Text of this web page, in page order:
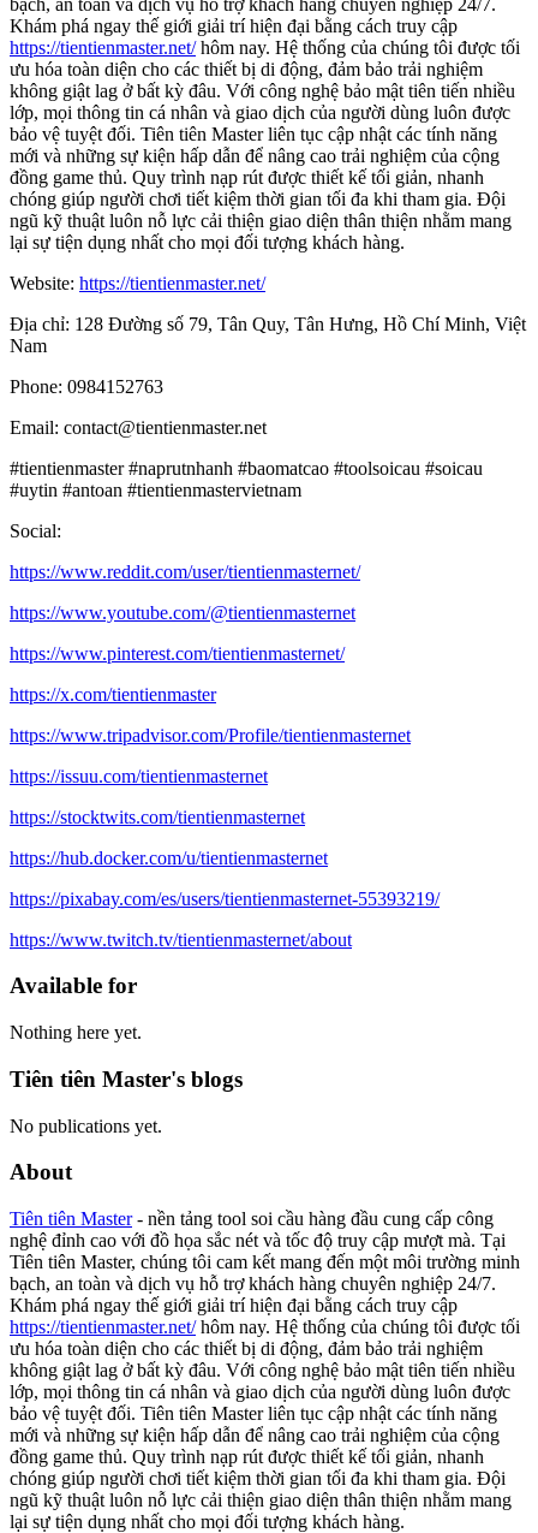
Khám phá ngay thế giới giải trí hiện đại bằng cách truy cập
https://tientienmaster.net/hôm nay. Hệ thống của chúng tôi được tối
ưu hóa toàn diện cho các thiết bị di động, đảm bảo trải nghiệm
không giật lag ở bất kỳ đâu. Với công nghệ bảo mật tiên tiến nhiều
lớp, mọi thông tin cá nhân và giao dịch của người dùng luôn được
bảo vệ tuyệt đối. Tiên tiên Master liên tục cập nhật các tính năng
mới và những sự kiện hấp dẫn để nâng cao trải nghiệm của cộng
đồng game thủ. Quy trình nạp rút được thiết kế tối giản, nhanh
chóng giúp người chơi tiết kiệm thời gian tối đa khi tham gia. Đội
ngũ kỹ thuật luôn nỗ lực cải thiện giao diện thân thiện nhằm mang
lại sự tiện dụng nhất cho mọi đối tượng khách hàng.
Website: https://tientienmaster.net/
Địa chỉ: 128 Đường số 79, Tân Quy, Tân Hưng, Hồ Chí Minh, Việt
Nam
Phone: 0984152763
Email: contact@tientienmaster.net
#tientienmaster #naprutnhanh #baomatcao #toolsoicau #soicau
#uytin #antoan #tientienmastervietnam
Social:
https://www.reddit.com/user/tientienmasternet/
https://www.youtube.com/@tientienmasternet
https://www.pinterest.com/tientienmasternet/
https://x.com/tientienmaster
https://www.tripadvisor.com/Profile/tientienmasternet
https://issuu.com/tientienmasternet
https://stocktwits.com/tientienmasternet
https://hub.docker.com/u/tientienmasternet
https://pixabay.com/es/users/tientienmasternet-55393219/
https://www.twitch.tv/tientienmasternet/about
Available for
Nothing here yet.
Tiên tiên Master's blogs
No publications yet.
About
Tiên tiên Master- nền tảng tool soi cầu hàng đầu cung cấp công
nghệ đỉnh cao với đồ họa sắc nét và tốc độ truy cập mượt mà. Tại
Tiên tiên Master, chúng tôi cam kết mang đến một môi trường minh
bạch, an toàn và dịch vụ hỗ trợ khách hàng chuyên nghiệp 24/7.
Khám phá ngay thế giới giải trí hiện đại bằng cách truy cập
https://tientienmaster.net/hôm nay. Hệ thống của chúng tôi được tối
ưu hóa toàn diện cho các thiết bị di động, đảm bảo trải nghiệm
không giật lag ở bất kỳ đâu. Với công nghệ bảo mật tiên tiến nhiều
lớp, mọi thông tin cá nhân và giao dịch của người dùng luôn được
bảo vệ tuyệt đối. Tiên tiên Master liên tục cập nhật các tính năng
mới và những sự kiện hấp dẫn để nâng cao trải nghiệm của cộng
đồng game thủ. Quy trình nạp rút được thiết kế tối giản, nhanh
chóng giúp người chơi tiết kiệm thời gian tối đa khi tham gia. Đội
ngũ kỹ thuật luôn nỗ lực cải thiện giao diện thân thiện nhằm mang
lại sự tiện dụng nhất cho mọi đối tượng khách hàng.